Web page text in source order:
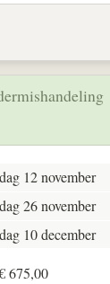
12 november
26 november
10 december
675,00